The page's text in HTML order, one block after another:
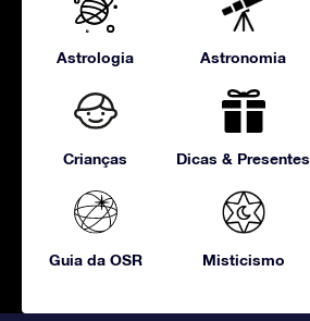
Astrologia Astronomia
Crianças Dicas & Presentes
Guia da OSR Misticismo